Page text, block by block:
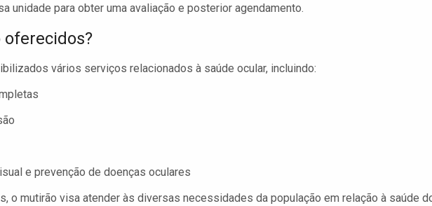
unidade para obter uma avaliação e posterior agendamento.
oferecidos?
vários serviços relacionados à saúde ocular, incluindo:
e prevenção de doenças oculares
o mutirão visa atender às diversas necessidades da população em relação à saúde